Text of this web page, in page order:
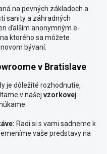
na pevných základoch a
sanity a záhradných
ďalším anonymným e-
ktorého sa môžete
bývaní.
v Bratislave
je dôležité rozhodnutie,
v našej vzorkovej
Radi si s vami sadneme k
vaše predstavy na